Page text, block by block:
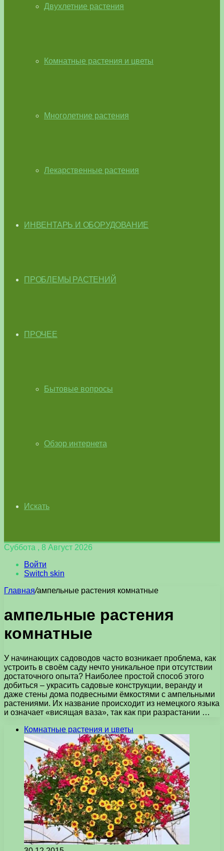
Двухлетние растения
Комнатные растения и цветы
Многолетние растения
Лекарственные растения
ИНВЕНТАРЬ И ОБОРУДОВАНИЕ
ПРОБЛЕМЫ РАСТЕНИЙ
ПРОЧЕЕ
Бытовые вопросы
Обзор интернета
Искать
Суббота , 8 Август 2026
Войти
Switch skin
Главная/ампельные растения комнатные
ампельные растения
комнатные
У начинающих садоводов часто возникает проблема, как
устроить в своём саду нечто уникальное при отсутствии
достаточного опыта? Наиболее простой способ этого
добиться – украсить садовые конструкции, веранду и
даже стены дома подвесными ёмкостями с ампельными
растениями. Их название происходит из немецкого языка
и означает «висящая ваза», так как при разрастании …
Комнатные растения и цветы